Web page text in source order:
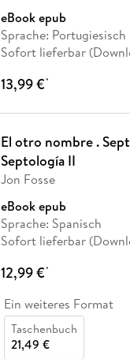
eBook epub
Sprache: Portugiesisch
Sofort lieferbar
13,99 €*
El otro nombre .
Septología II
Jon Fosse
eBook epub
Sprache: Spanisch
Sofort lieferbar
12,99 €*
Ein weiteres Format
Taschenbuch
21,49 €